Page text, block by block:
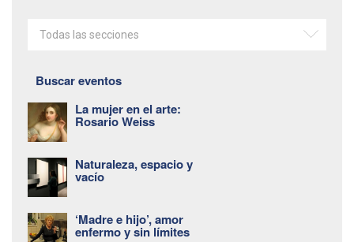
Todas las secciones
Buscar eventos
La mujer en el arte:
Rosario Weiss
Naturaleza, espacio y
vacío
‘Madre e hijo’, amor
enfermo y sin límites